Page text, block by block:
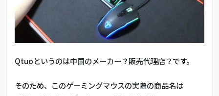
Qtuoというのは中国のメーカー？販売代理店？です。
そのため、このゲーミングマウスの実際の商品名は